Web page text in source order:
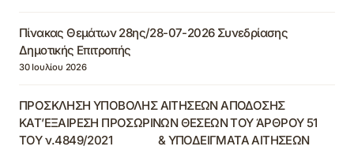
Πίνακας Θεμάτων 28ης/28-07-2026 Συνεδρίασης
Δημοτικής Επιτροπής
30 Ιουλίου 2026
ΠΡΟΣΚΛΗΣΗ ΥΠΟΒΟΛΗΣ ΑΙΤΗΣΕΩΝ ΑΠΟΔΟΣΗΣ
ΚΑΤ’ΕΞΑΙΡΕΣΗ ΠΡΟΣΩΡΙΝΩΝ ΘΕΣΕΩΝ ΤΟΥ ΆΡΘΡΟΥ 51
ΤΟΥ ν.4849/2021 & ΥΠΟΔΕΙΓΜΑΤΑ ΑΙΤΗΣΕΩΝ